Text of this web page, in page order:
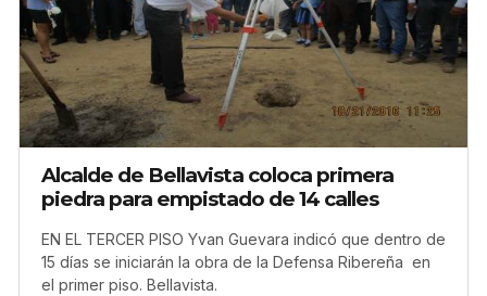
Alcalde de Bellavista coloca primera
piedra para empistado de 14 calles
EN EL TERCER PISO Yvan Guevara indicó que dentro de
15 días se iniciarán la obra de la Defensa Ribereña en
el primer piso. Bellavista.